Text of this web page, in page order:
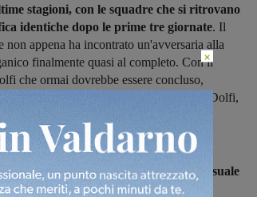
stagioni, con le squadre che si ritrovano
identiche dopo le prime tre giornate. Il
non appena ha incontrato un'avversaria alla
finalmente quasi al completo. Con il
che ormai dovrebbe essere concluso,
assolute come Yerandy Daniel e l'altro Dolfi,
pronti a tentare il bis.
a Terranuova dopo la settimana
separazione non del tutto consensuale
. Massima allerta sotto canestro, dove i
×